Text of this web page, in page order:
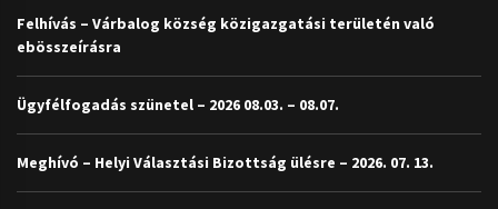
Felhívás – Várbalog község közigazgatási területén való
ebösszeírásra
Ügyfélfogadás szünetel – 2026 08.03. – 08.07.
Meghívó – Helyi Választási Bizottság ülésre – 2026. 07. 13.